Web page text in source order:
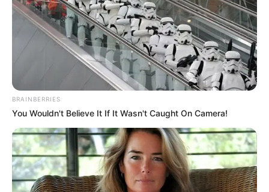
EMAIL ΑΚΟΛΟΥΘΉΣΤΕ
BRAINBERRIES
You Wouldn't Believe It If It Wasn't Caught On Camera!